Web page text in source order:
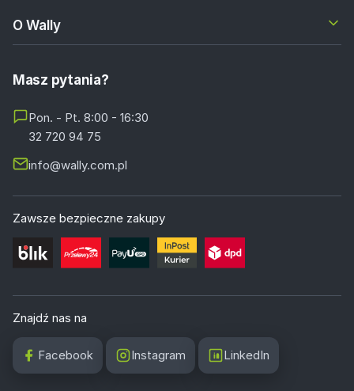
O Wally
Masz pytania?
Pon. - Pt. 8:00 - 16:30
32 720 94 75
info@wally.com.pl
Zawsze bezpieczne zakupy
Znajdź nas na
Facebook Instagram LinkedIn